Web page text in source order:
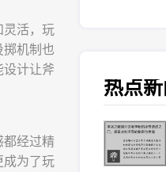
活，玩
机制也
计让斧
经过精
为了玩
热点